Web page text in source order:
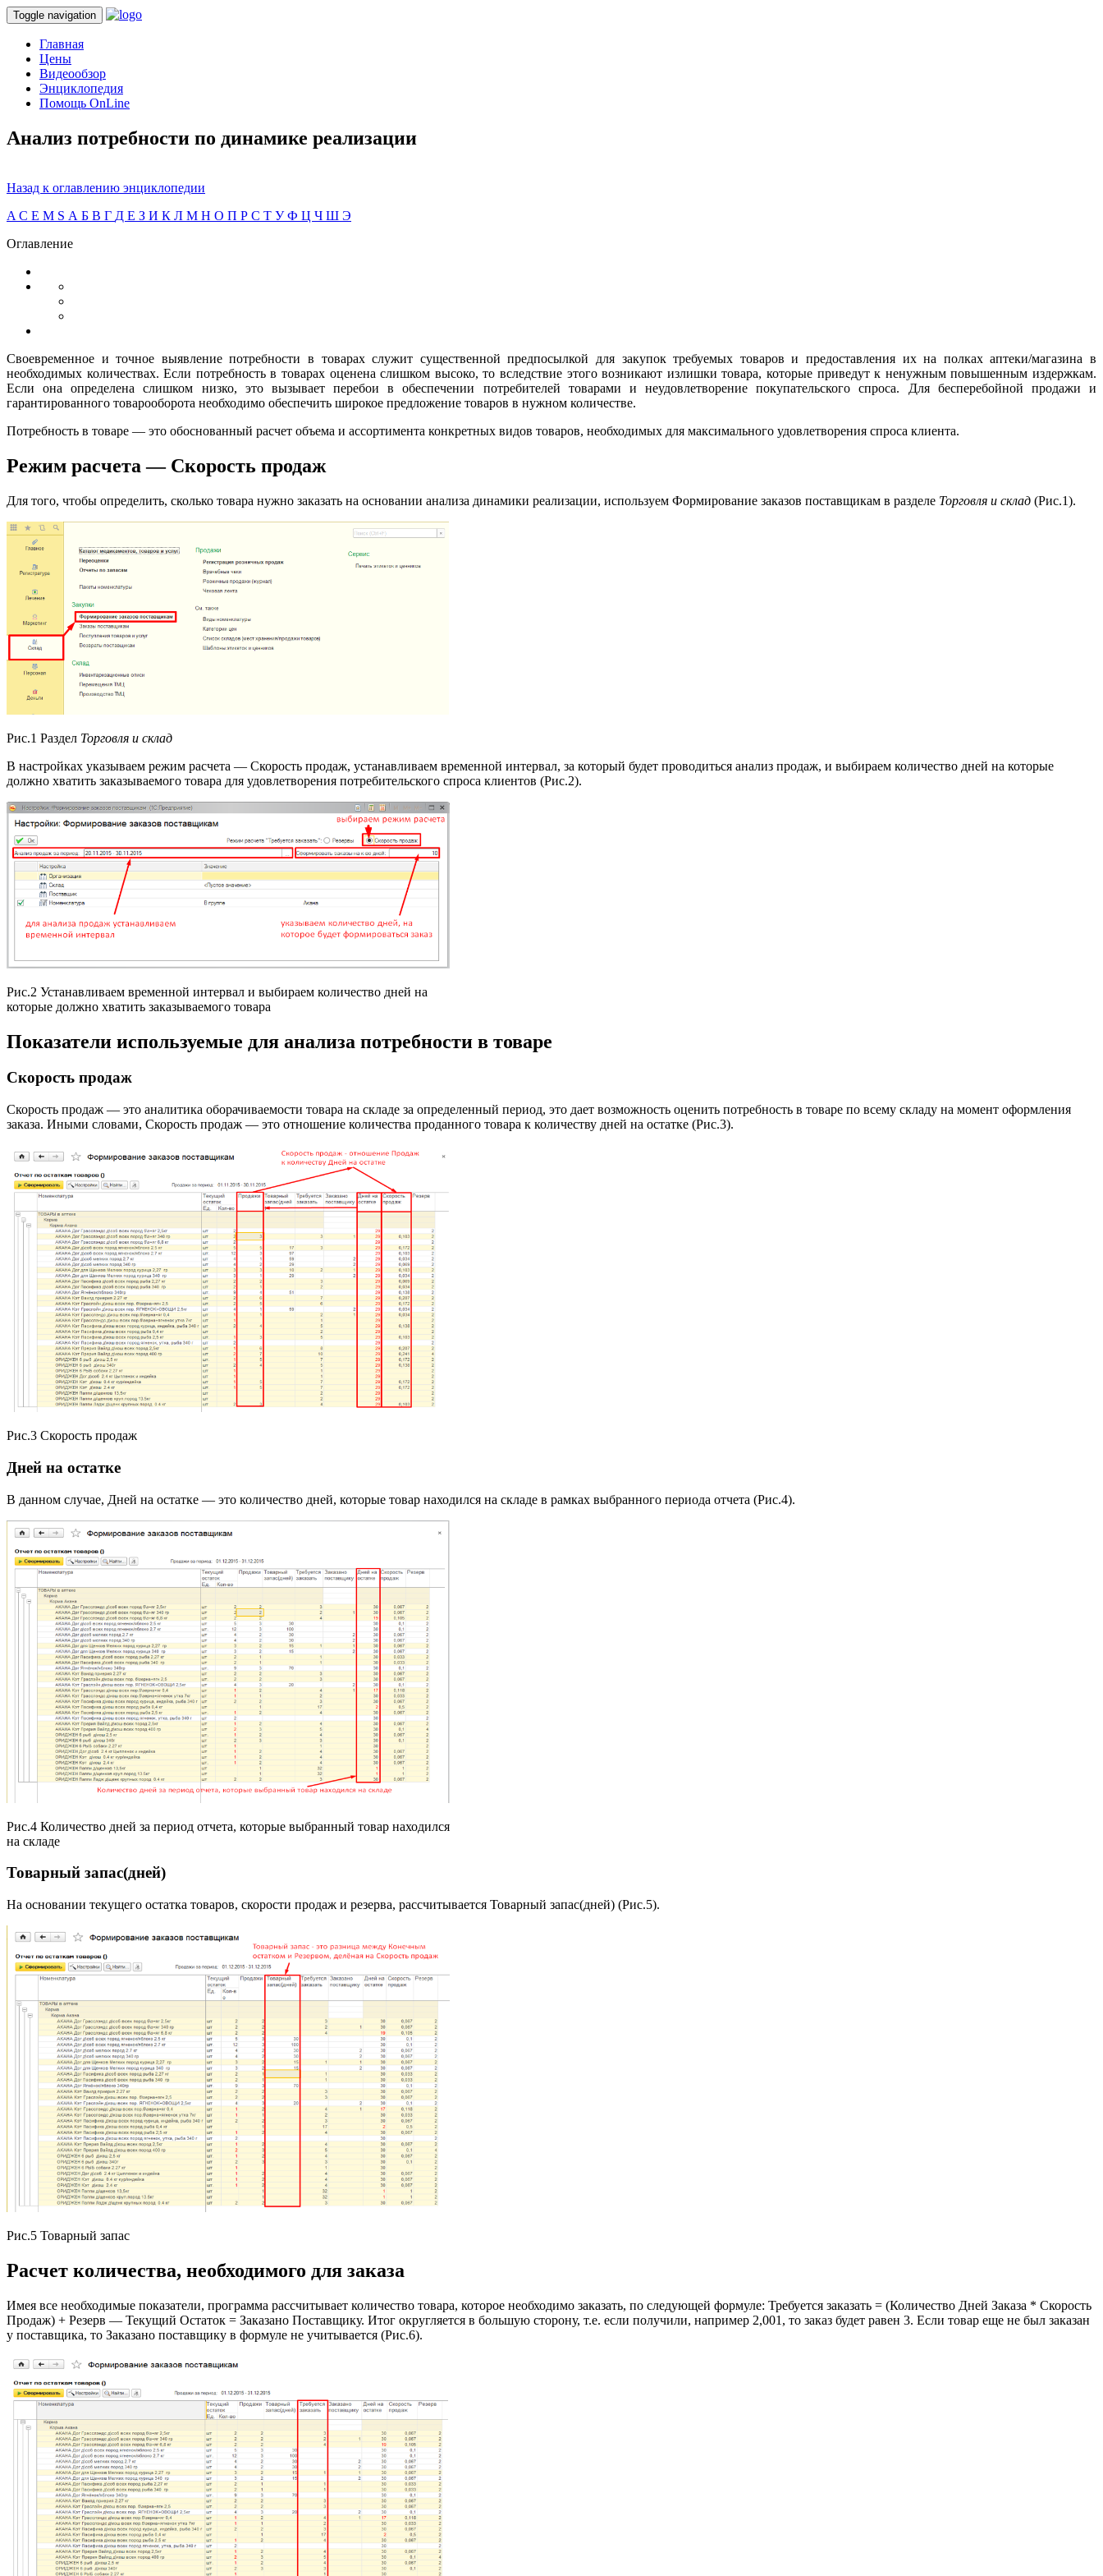
Toggle navigation
Главная
Цены
Видеообзор
Энциклопедия
Помощь OnLine
Анализ потребности по динамике реализации
Назад к оглавлению энциклопедии
A C E M S А Б В Г Д Е З И К Л М Н О П Р С Т УФ Ц Ч Ш Э
Оглавление
Своевременное и точное выявление потребности в товарах служит существенной предпосылкой для закупок требуемых товаров и предоставления их на полках аптеки/магазина в
необходимых количествах. Если потребность в товарах оценена слишком высоко, то вследствие этого возникают излишки товара, которые приведут к ненужным повышенным издержкам.
Если она определена слишком низко, это вызывает перебои в обеспечении потребителей товарами и неудовлетворение покупательского спроса. Для бесперебойной продажи и
гарантированного товарооборота необходимо обеспечить широкое предложение товаров в нужном количестве.
Потребность в товаре — это обоснованный расчет объема и ассортимента конкретных видов товаров, необходимых для максимального удовлетворения спроса клиента.
Режим расчета — Скорость продаж
Для того, чтобы определить, сколько товара нужно заказать на основании анализа динамики реализации, используем Формирование заказов поставщикам в разделе Торговля и склад (Рис.1).
Рис.1 Раздел Торговля и склад
В настройках указываем режим расчета — Скорость продаж, устанавливаем временной интервал, за который будет проводиться анализ продаж, и выбираем количество дней на которые
должно хватить заказываемого товара для удовлетворения потребительского спроса клиентов (Рис.2).
Рис.2 Устанавливаем временной интервал и выбираем количество дней на
которые должно хватить заказываемого товара
Показатели используемые для анализа потребности в товаре
Скорость продаж
Скорость продаж — это аналитика оборачиваемости товара на складе за определенный период, это дает возможность оценить потребность в товаре по всему складу на момент оформления
заказа. Иными словами, Скорость продаж — это отношение количества проданного товара к количеству дней на остатке (Рис.3).
Рис.3 Скорость продаж
Дней на остатке
В данном случае, Дней на остатке — это количество дней, которые товар находился на складе в рамках выбранного периода отчета (Рис.4).
Рис.4 Количество дней за период отчета, которые выбранный товар находился
на складе
Товарный запас(дней)
На основании текущего остатка товаров, скорости продаж и резерва, рассчитывается Товарный запас(дней) (Рис.5).
Рис.5 Товарный запас
Расчет количества, необходимого для заказа
Имея все необходимые показатели, программа рассчитывает количество товара, которое необходимо заказать, по следующей формуле: Требуется заказать = (Количество Дней Заказа * Скорость
Продаж) + Резерв — Текущий Остаток = Заказано Поставщику. Итог округляется в большую сторону, т.е. если получили, например 2,001, то заказ будет равен 3. Если товар еще не был заказан
у поставщика, то Заказано поставщику в формуле не учитывается (Рис.6).